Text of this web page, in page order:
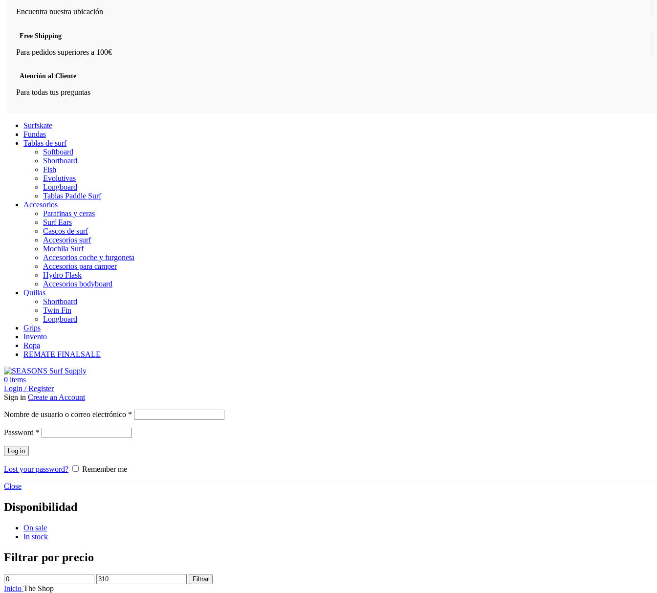
Encuentra nuestra ubicación
Free Shipping
Para pedidos superiores a 100€
Atención al Cliente
Para todas tus preguntas
Surfskate
Fundas
Tablas de surf
Softboard
Shortboard
Fish
Evolutivas
Longboard
Tablas Paddle Surf
Accesorios
Parafinas y ceras
Surf Ears
Cascos de surf
Accesorios surf
Mochila Surf
Accesorios coche y furgoneta
Accesorios para camper
Hydro Flask
Accesorios bodyboard
Quillas
Shortboard
Twin Fin
Longboard
Grips
Invento
Ropa
REMATE FINALSALE
0 items
Login / Register
Sign in Create an Account
Nombre de usuario o correo electrónico *
Password *
Log in
Lost your password? Remember me
Close
Disponibilidad
On sale
In stock
Filtrar por precio
Precio
mínimo
Precio
máximo
Filtrar
Inicio The Shop